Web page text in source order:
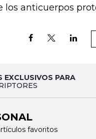
anticuerpos
EXCLUSIVOS PARA
favoritos